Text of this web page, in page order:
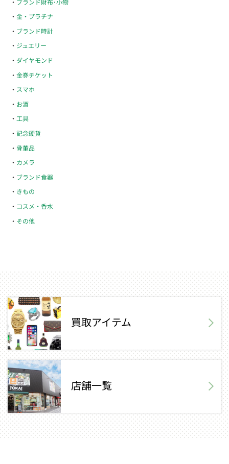
金・プラチナ
ブランド時計
ジュエリー
ダイヤモンド
金券チケット
スマホ
お酒
工具
記念硬貨
骨董品
カメラ
ブランド食器
きもの
コスメ・香水
その他
買取アイテム
店舗一覧